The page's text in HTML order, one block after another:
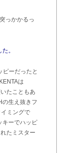
っかかるっ
。
ピーだったと
は
たこともあ
の生え抜きフ
ミングで
キーでハッピ
たミスター